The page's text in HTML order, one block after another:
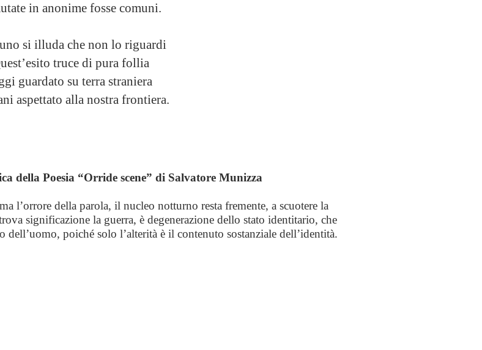
in anonime fosse comuni.
si illuda che non lo riguardi
truce di pura follia
guardato su terra straniera
aspettato alla nostra frontiera.
della Poesia “Orride scene” di Salvatore Munizza
l’orrore della parola, il nucleo notturno resta fremente, a scuotere la
significazione la guerra, è degenerazione dello stato identitario, che
dell’uomo, poiché solo l’alterità è il contenuto sostanziale dell’identità.